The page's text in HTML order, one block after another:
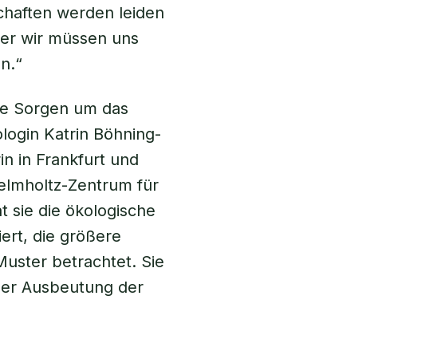
werden leiden
wir müssen uns
Sorgen um das
Katrin Böhning-
in Frankfurt und
Zentrum für
sie die ökologische
die größere
betrachtet. Sie
Ausbeutung der